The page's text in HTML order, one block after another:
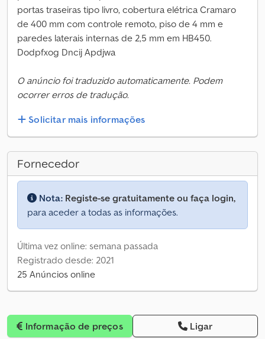
portas traseiras tipo livro, cobertura elétrica Cramaro
de 400 mm com controle remoto, piso de 4 mm e
paredes laterais internas de 2,5 mm em HB450.
Dodpfxog Dncij Apdjwa
O anúncio foi traduzido automaticamente. Podem
ocorrer erros de tradução.
Solicitar mais informações
Fornecedor
Nota: Registe-se gratuitamente ou faça login,
para aceder a todas as informações.
Última vez online: semana passada
Registrado desde: 2021
25 Anúncios online
Informação de preços Ligar